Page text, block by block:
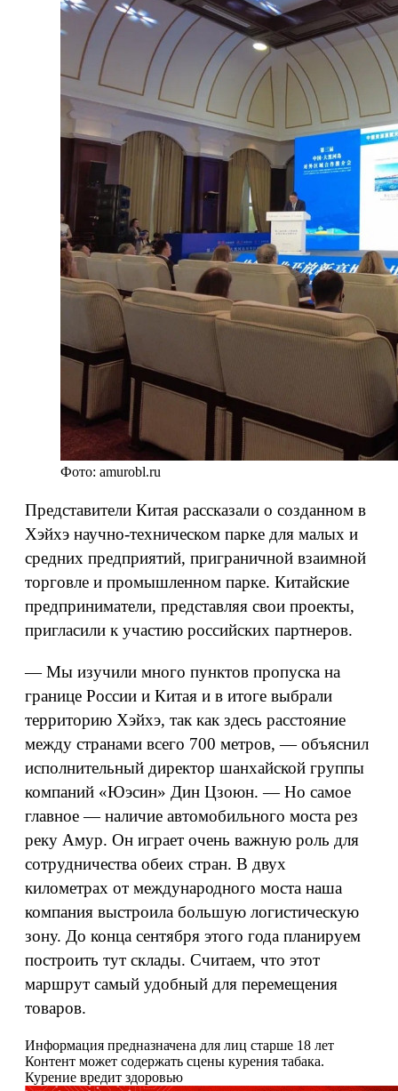
Фото: amurobl.ru
Представители Китая рассказали о созданном в
Хэйхэ научно-техническом парке для малых и
средних предприятий, приграничной взаимной
торговле и промышленном парке. Китайские
предприниматели, представляя свои проекты,
пригласили к участию российских партнеров.
— Мы изучили много пунктов пропуска на
границе России и Китая и в итоге выбрали
территорию Хэйхэ, так как здесь расстояние
между странами всего 700 метров, — объяснил
исполнительный директор шанхайской группы
компаний «Юэсин» Дин Цзоюн. — Но самое
главное — наличие автомобильного моста рез
реку Амур. Он играет очень важную роль для
сотрудничества обеих стран. В двух
километрах от международного моста наша
компания выстроила большую логистическую
зону. До конца сентября этого года планируем
построить тут склады. Считаем, что этот
маршрут самый удобный для перемещения
товаров.
Информация предназначена для лиц старше 18 лет
Контент может содержать сцены курения табака.
Курение вредит здоровью